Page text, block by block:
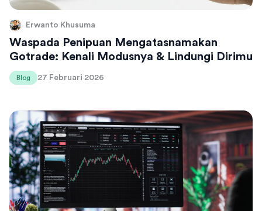
Erwanto Khusuma
Waspada Penipuan Mengatasnamakan
Gotrade: Kenali Modusnya & Lindungi Dirimu
Blog 27 Februari 2026